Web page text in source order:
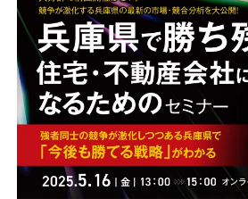
資料請求
お問い合わせ